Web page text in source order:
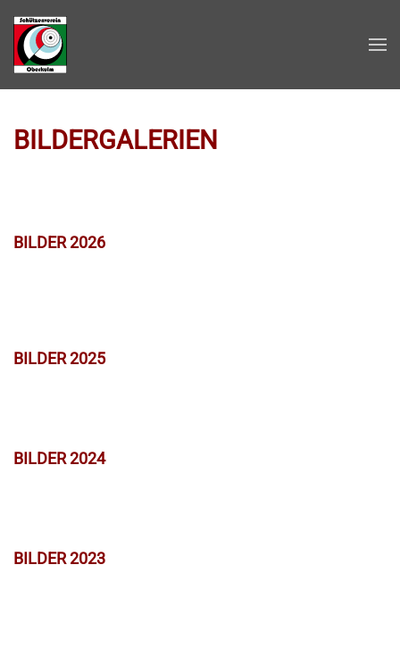
Zum Hauptinhalt springen
BILDERGALERIEN
BILDER 2026
BILDER 2025
BILDER 2024
BILDER 2023